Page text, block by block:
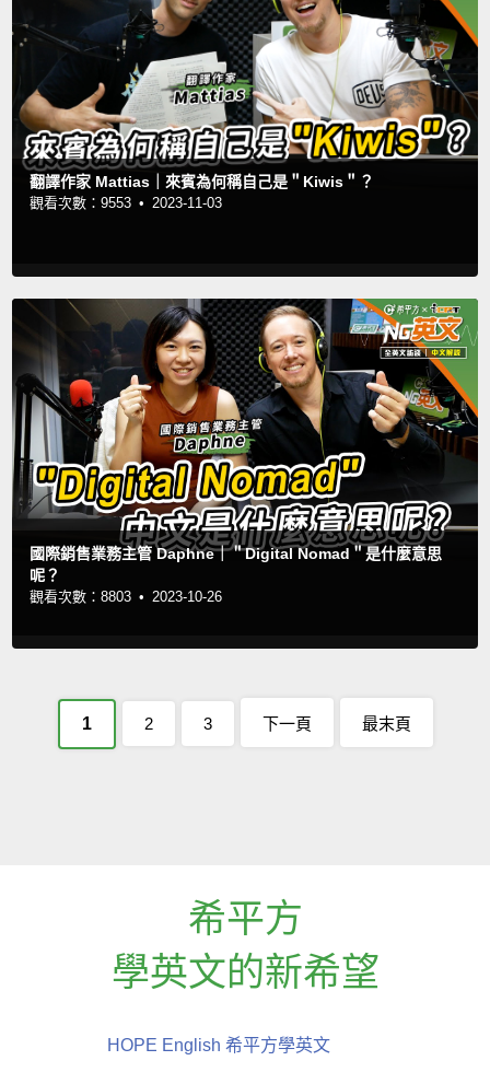
翻譯作家 Mattias｜來賓為何稱自己是＂Kiwis＂？
觀看次數：9553 •2023-11-03
國際銷售業務主管 Daphne｜＂Digital Nomad＂是什麼意思
呢？
觀看次數：8803 • 2023-10-26
1 2 3 下一頁 最末頁
希平方
學英文的新希望
HOPE English 希平方學英文